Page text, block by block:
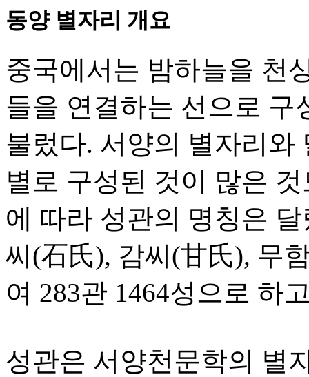
동양 별자리 개요
중국에서는 밤하늘을 천
들을 연결하는 선으로 구
불렀다. 서양의 별자리와
별로 구성된 것이 많은
에 따라 성관의 명칭은
씨(石氏), 감씨(甘氏), 무
여 283관 1464성으로 하
성관은 서양천문학의 별